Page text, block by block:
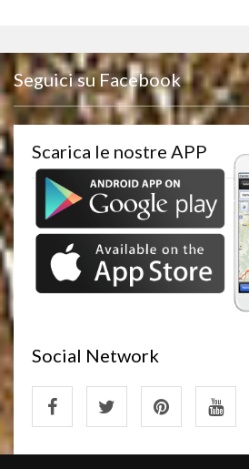
Seguici su Facebook
Scarica le nostre APP
Social Network